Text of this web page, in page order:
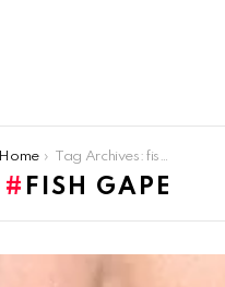
Home Tag Archives: fish gape
FISH GAPE